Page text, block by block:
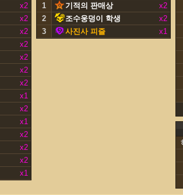
x2
x2
x2
x2
x2
x2
x2
x1
x2
x1
x2
x2
x2
x1
1
기적의 판매상
x2
2
조수웅덩이 학생
x2
3
사진사 피즐 x1